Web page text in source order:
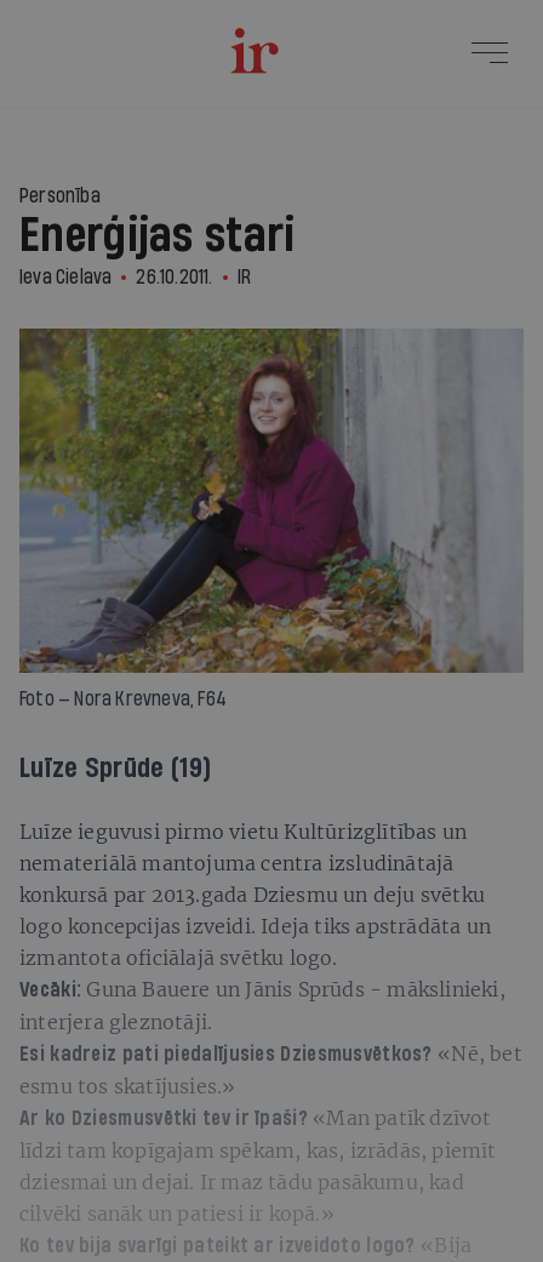
Personība
Enerģijas stari
Ieva Cielava 26.10.2011. IR
Foto — Nora Krevneva, F64
Luīze Sprūde (19)
Luīze ieguvusi pirmo vietu Kultūrizglītības un
nemateriālā mantojuma centra izsludinātajā
konkursā par 2013.gada Dziesmu un deju svētku
logo koncepcijas izveidi. Ideja tiks apstrādāta un
izmantota oficiālajā svētku logo.
Vecāki: Guna Bauere un Jānis Sprūds - mākslinieki,
interjera gleznotāji.
Esi kadreiz pati piedalījusies Dziesmusvētkos? «Nē, bet
esmu tos skatījusies.»
Ar ko Dziesmusvētki tev ir īpaši? «Man patīk dzīvot
līdzi tam kopīgajam spēkam, kas, izrādās, piemīt
dziesmai un dejai. Ir maz tādu pasākumu, kad
cilvēki sanāk un patiesi ir kopā.»
Ko tev bija svarīgi pateikt ar izveidoto logo? «Bija